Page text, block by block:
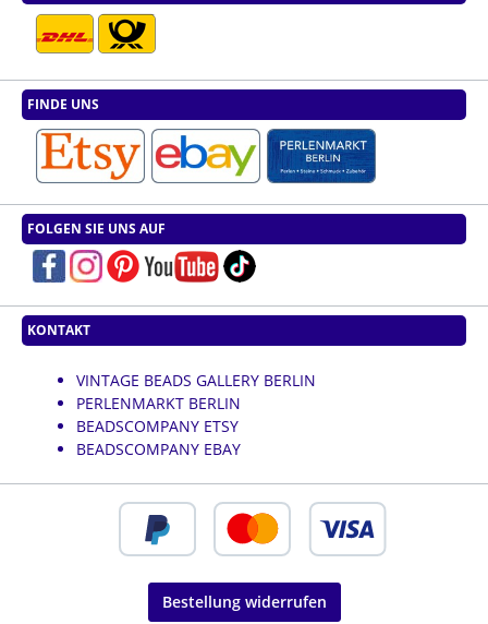
FINDE UNS
FOLGEN SIE UNS AUF
KONTAKT
VINTAGE BEADS GALLERY BERLIN
PERLENMARKT BERLIN
BEADSCOMPANY ETSY
BEADSCOMPANY EBAY
Bestellung widerrufen